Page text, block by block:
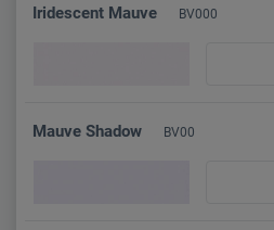
Iridescent Mauve BV000
Mauve Shadow BV00